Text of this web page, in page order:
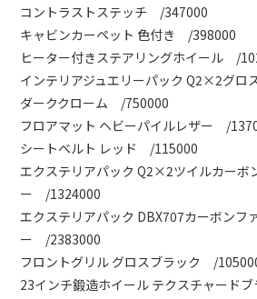
コントラストステッチ /347000
キャビンカーペット 色付き /398000
ヒーター付きステアリングホイール /
インテリアジュエリーパック Q2×2グロ
ダーククローム /750000
フロアマット ヘビーパイルレザー /
シートベルト レッド /115000
エクステリアパック Q2×2ツイルカーボ
ー /1324000
エクステリアパック DBX707カーボンフ
ー /2383000
フロントグリル グロスブラック /
23インチ鍛造ホイール テクスチャード